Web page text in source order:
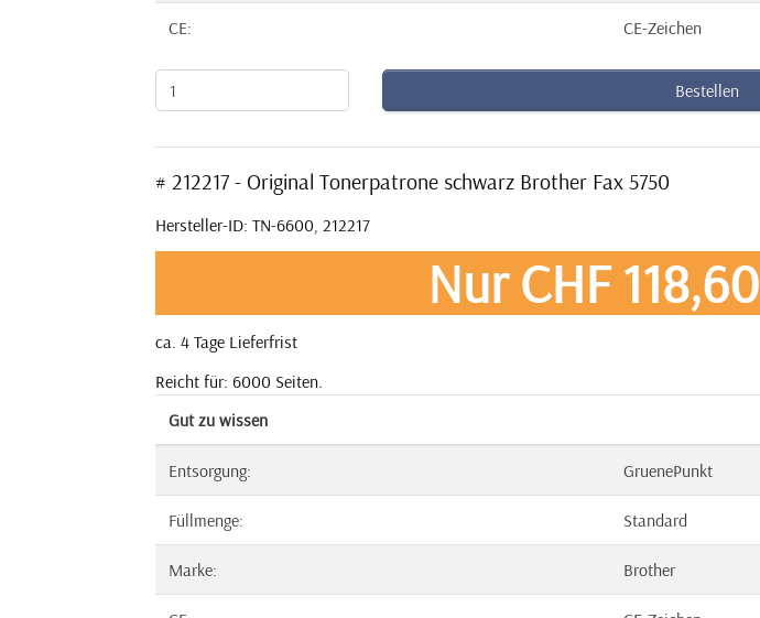
CE: CE-Zeichen
Bestellen
# 212217 - Original Tonerpatrone schwarz Brother Fax 5750
Hersteller-ID: TN-6600, 212217
Nur CHF 118,60
ca. 4 Tage Lieferfrist
Reicht für: 6000 Seiten.
Gut zu wissen
Entsorgung: GruenePunkt
Füllmenge: Standard
Marke: Brother